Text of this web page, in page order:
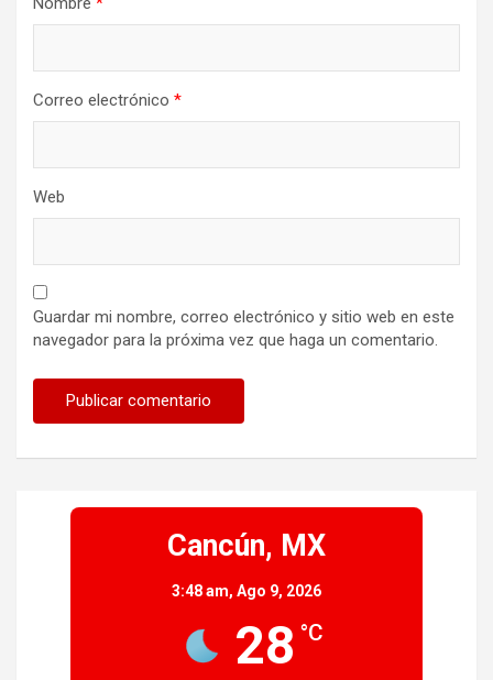
Correo electrónico *
Web
Guardar mi nombre, correo electrónico y sitio web en este
navegador para la próxima vez que haga un comentario.
Cancún, MX
3:48 am, Ago 9, 2026
28 °C